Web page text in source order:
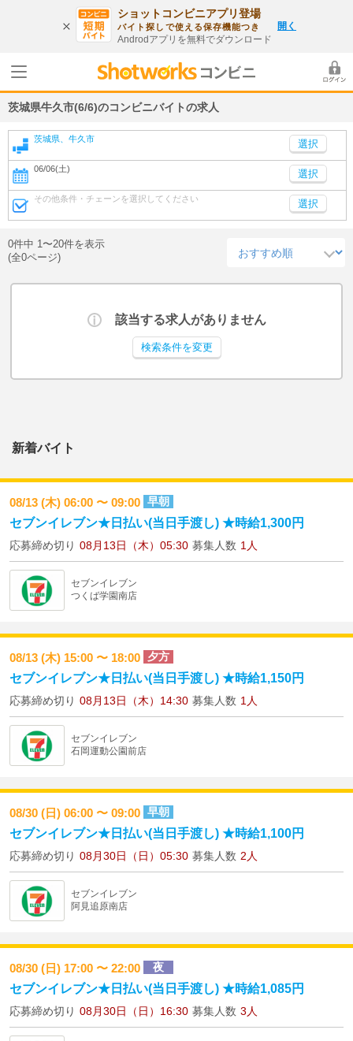
ショットコンビニアプリ登場
バイト探しで使える保存機能つき
Androdアプリを無料でダウンロード
開く
茨城県牛久市(6/6)のコンビニバイトの求人
茨城県、牛久市
06/06(土) 選択
その他条件・チェーンを選択してください 選択
0件中 1〜20件を表示
(全0ページ)
該当する求人がありません
検索条件を変更
新着バイト
08/13 (木) 06:00 〜 09:00 早朝
セブンイレブン★日払い(当日手渡し) ★時給1,300円
応募締め切り 08月13日（木）05:30 募集人数 1人
セブンイレブン
つくば学園南店
08/13 (木) 15:00 〜 18:00 夕方
セブンイレブン★日払い(当日手渡し) ★時給1,150円
応募締め切り 08月13日（木）14:30 募集人数 1人
セブンイレブン
石岡運動公園前店
08/30 (日) 06:00 〜 09:00 早朝
セブンイレブン★日払い(当日手渡し) ★時給1,100円
応募締め切り 08月30日（日）05:30 募集人数 2人
セブンイレブン
阿見追原南店
08/30 (日) 17:00 〜 22:00 夜
セブンイレブン★日払い(当日手渡し) ★時給1,085円
応募締め切り 08月30日（日）16:30 募集人数 3人